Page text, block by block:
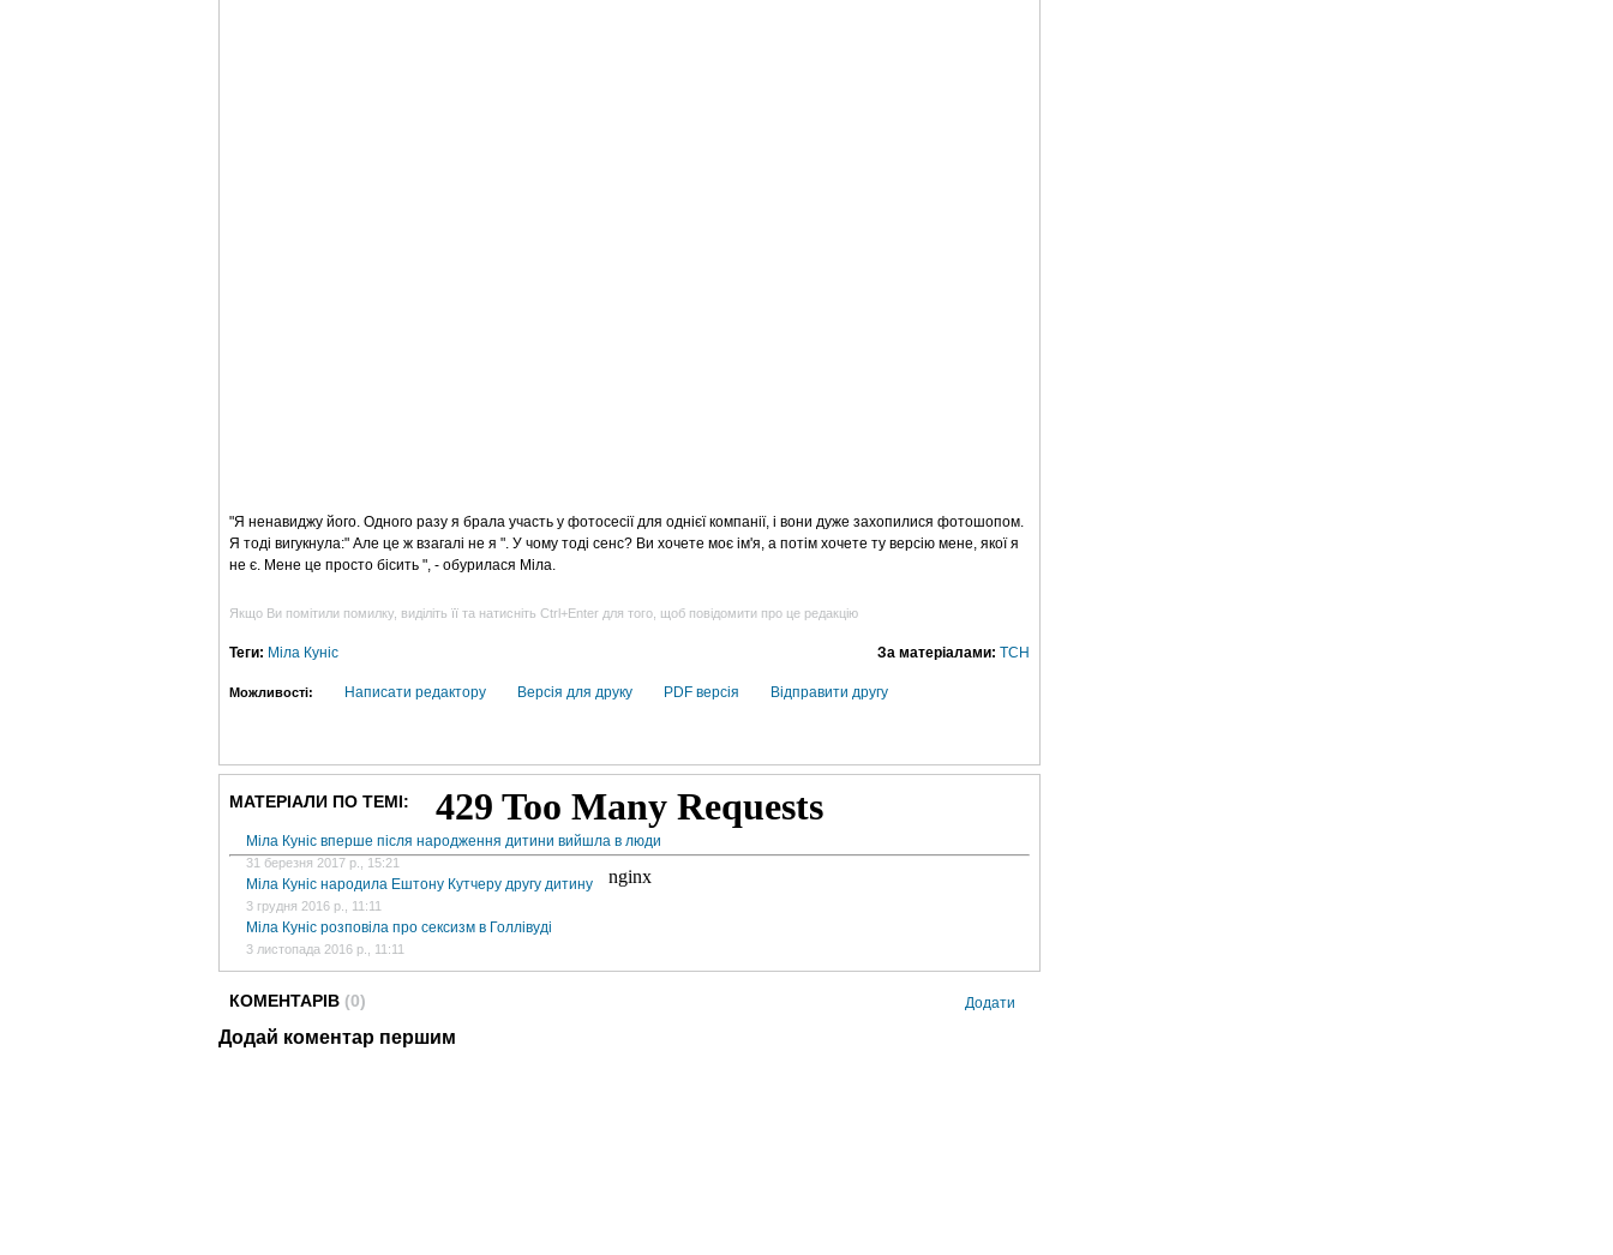
"Я ненавиджу його. Одного разу я брала участь у фотосесії для однієї компанії, і вони дуже захопилися фотошопом.
Я тоді вигукнула:" Але це ж взагалі не я ". У чому тоді сенс? Ви хочете моє ім'я, а потім хочете ту версію мене, якої я
не є. Мене це просто бісить ", - обурилася Міла.
Якщо Ви помітили помилку, виділіть її та натисніть Ctrl+Enter для того, щоб повідомити про це редакцію
За матеріалами: ТСН
Теги: Міла Куніс
Можливості: Написати редактору Версія для друку PDF версія Відправити другу
МАТЕРІАЛИ ПО ТЕМІ:
Міла Куніс вперше після народження дитини вийшла в люди
31 березня 2017 р., 15:21
Міла Куніс народила Ештону Кутчеру другу дитину
3 грудня 2016 р., 11:11
Міла Куніс розповіла про сексизм в Голлівуді
3 листопада 2016 р., 11:11
Додати
КОМЕНТАРІВ (0)
Додай коментар першим